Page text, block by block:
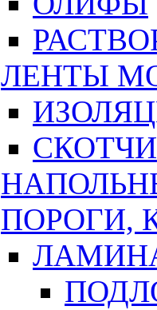
ЛЕНТЫ
СКОТЧИ
ПОРОГИ,